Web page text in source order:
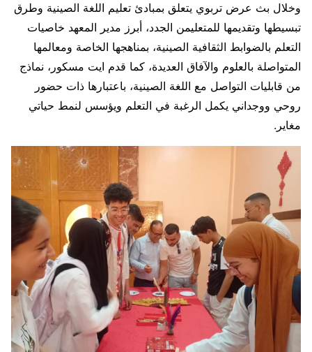
وخلال بث عرض تربوي يتعلق بمبادئ تعليم اللغة الصينية وطرق
تبسيطها وتقديمها للمتعليمن الجدد، أبرز مدير المعهد خاصيات
التعلم بالضوابط الثقافية الصينية، بمناهجها الخاصة ومعالمها
المتواصلة بالعلوم والآفاق العديدة، كما قدم ايت مسكور، نماذج
من قابليات التواصل مع اللغة الصينية، باعتبارها ذات حضور
روحي ووجداني يكمل الرغبة في التعلم ويؤسس لنمط حياتي
مغاير.